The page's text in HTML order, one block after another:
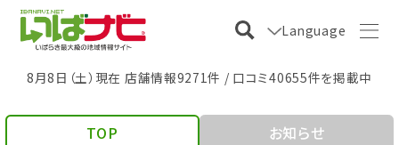
Language
8月8日（土）現在 店舗情報9271件 / 口コミ40655件を掲載中
TOP
お知らせ